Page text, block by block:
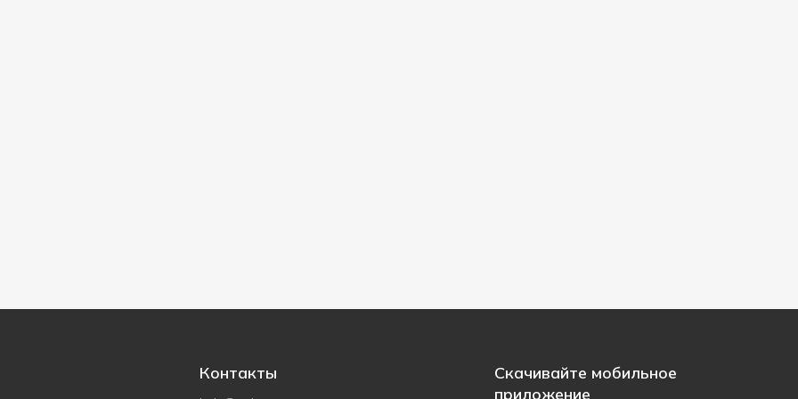
Контакты
Скачивайте мобильное
приложение